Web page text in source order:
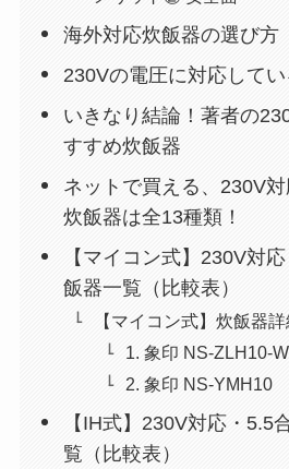
海外対応炊飯器の選び方
230Vの電圧に対応して
いきなり結論！著者の
すすめ炊飯器
ネットで買える、230V
炊飯器は全13種類！
【マイコン式】230V対
飯器一覧（比較表）
【マイコン式】炊飯器
1. 象印 NS-ZLH10-
2. 象印 NS-YMH10
【IH式】230V対応・5.5
覧（比較表）